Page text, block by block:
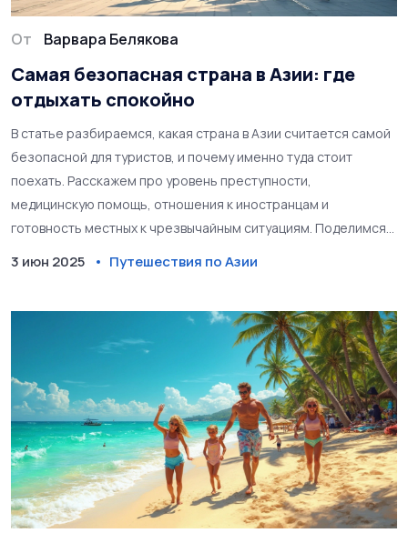
От Варвара Белякова
Самая безопасная страна в Азии: где
отдыхать спокойно
В статье разбираемся, какая страна в Азии считается самой
безопасной для туристов, и почему именно туда стоит
поехать. Расскажем про уровень преступности,
медицинскую помощь, отношения к иностранцам и
готовность местных к чрезвычайным ситуациям. Поделимся
выбрать лучшее направление для спокойного отдыха. Вы
поездки и какие меры предосторожности реально нужны.
Статья полезна тем, кто ценит комфорт и безопасность.
3 июн 2025 Путешествия по Азии